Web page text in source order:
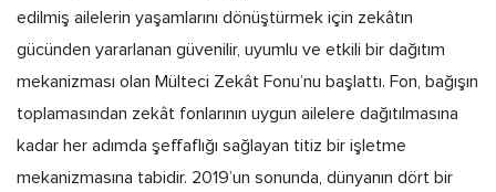
edilmiş ailelerin yaşamlarını dönüştürmek için zekâtın
gücünden yararlanan güvenilir, uyumlu ve etkili bir dağıtım
mekanizması olan Mülteci Zekât Fonu’nu başlattı. Fon, bağışın
toplamasından zekât fonlarının uygun ailelere dağıtılmasına
kadar her adımda şeffaflığı sağlayan titiz bir işletme
mekanizmasına tabidir. 2019’un sonunda, dünyanın dört bir